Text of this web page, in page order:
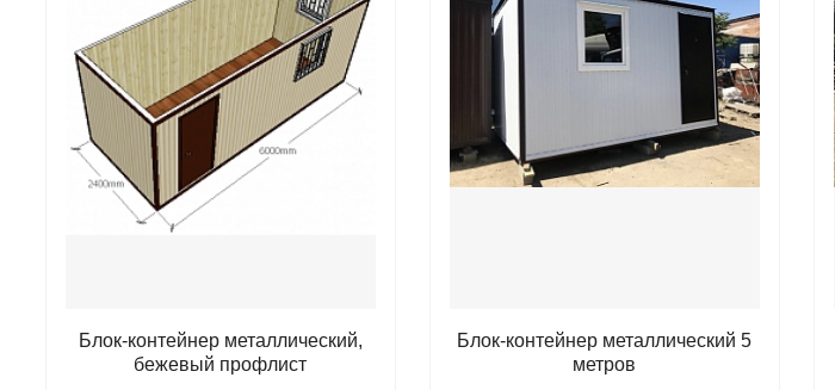
Блок-контейнер металлический,
бежевый профлист
Блок-контейнер металлический 5
метров